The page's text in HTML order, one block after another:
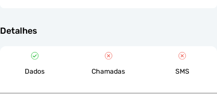
Detalhes
Dados Chamadas SMS